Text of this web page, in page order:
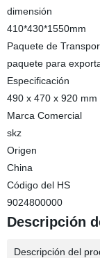
dimensión
410*430*1550mm
Paquete de
paquete para
Especificación
490 x 470 x 920 mm
Marca Comercial
skz
Origen
China
Código del HS
9024800000
Descripción
Descripción del